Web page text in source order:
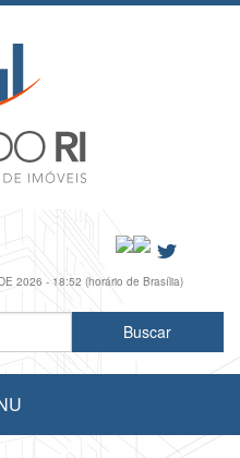
2026 - 18:52 (horário de Brasília)